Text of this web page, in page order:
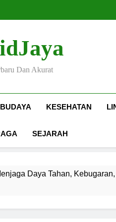
Dan Akurat
BUDAYA KESEHATAN
SEJARAH
Daya Tahan,